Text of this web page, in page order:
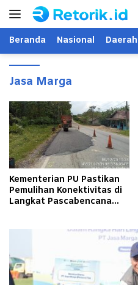
Langsung
Beranda Nasional Daerah
Jasa Marga
Kementerian PU Pastikan
Pemulihan Konektivitas di
Langkat Pascabencana